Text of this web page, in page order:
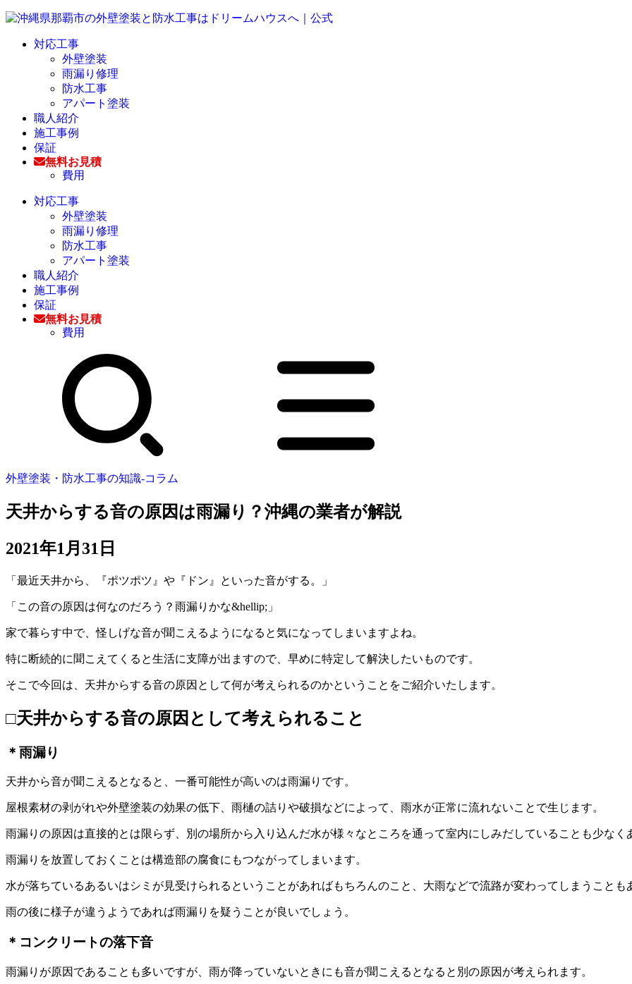
対応工事
外壁塗装
雨漏り修理
防水工事
アパート塗装
職人紹介
施工事例
保証
無料お見積
費用
対応工事
外壁塗装
雨漏り修理
防水工事
アパート塗装
職人紹介
施工事例
保証
無料お見積
費用
外壁塗装・防水工事の知識‐コラム
天井からする音の原因は雨漏り？沖縄の業者が解説
2021年1月31日
「最近天井から、『ポツポツ』や『ドン』といった音がする。」
「この音の原因は何なのだろう？雨漏りかな&hellip;」
家で暮らす中で、怪しげな音が聞こえるようになると気になってしまいますよね。
特に断続的に聞こえてくると生活に支障が出ますので、早めに特定して解決したいものです。
そこで今回は、天井からする音の原因として何が考えられるのかということをご紹介いたします。
□天井からする音の原因として考えられること
＊雨漏り
天井から音が聞こえるとなると、一番可能性が高いのは雨漏りです。
屋根素材の剥がれや外壁塗装の効果の低下、雨樋の詰りや破損などによって、雨水が正常に流れないことで生じます。
雨漏りの原因は直接的とは限らず、別の場所から入り込んだ水が様々なところを通って室内にしみだしていることも少なく
雨漏りを放置しておくことは構造部の腐食にもつながってしまいます。
水が落ちているあるいはシミが見受けられるということがあればもちろんのこと、大雨などで流路が変わってしまうことも
雨の後に様子が違うようであれば雨漏りを疑うことが良いでしょう。
＊コンクリートの落下音
雨漏りが原因であることも多いですが、雨が降っていないときにも音が聞こえるとなると別の原因が考えられます。